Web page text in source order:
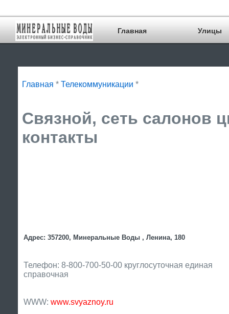
Главная Улицы
Главная * Телекоммуникации *
Связной, сеть салонов
контакты
Адрес: 357200, Минеральные Воды , Ленина, 180
Телефон: 8-800-700-50-00 круглосуточная единая
справочная
WWW: www.svyaznoy.ru